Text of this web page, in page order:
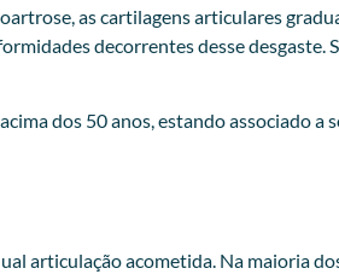
as cartilagens articulares
decorrentes desse desgaste.
dos 50 anos, estando associado
articulação acometida. Na maioria